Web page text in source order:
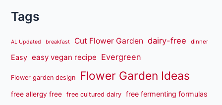
Tags
AL Updated breakfast Cut Flower Garden dairy-free dinner
Easy easy vegan recipe Evergreen
Flower garden design Flower Garden Ideas
free allergy free free cultured dairy free fermenting formulas